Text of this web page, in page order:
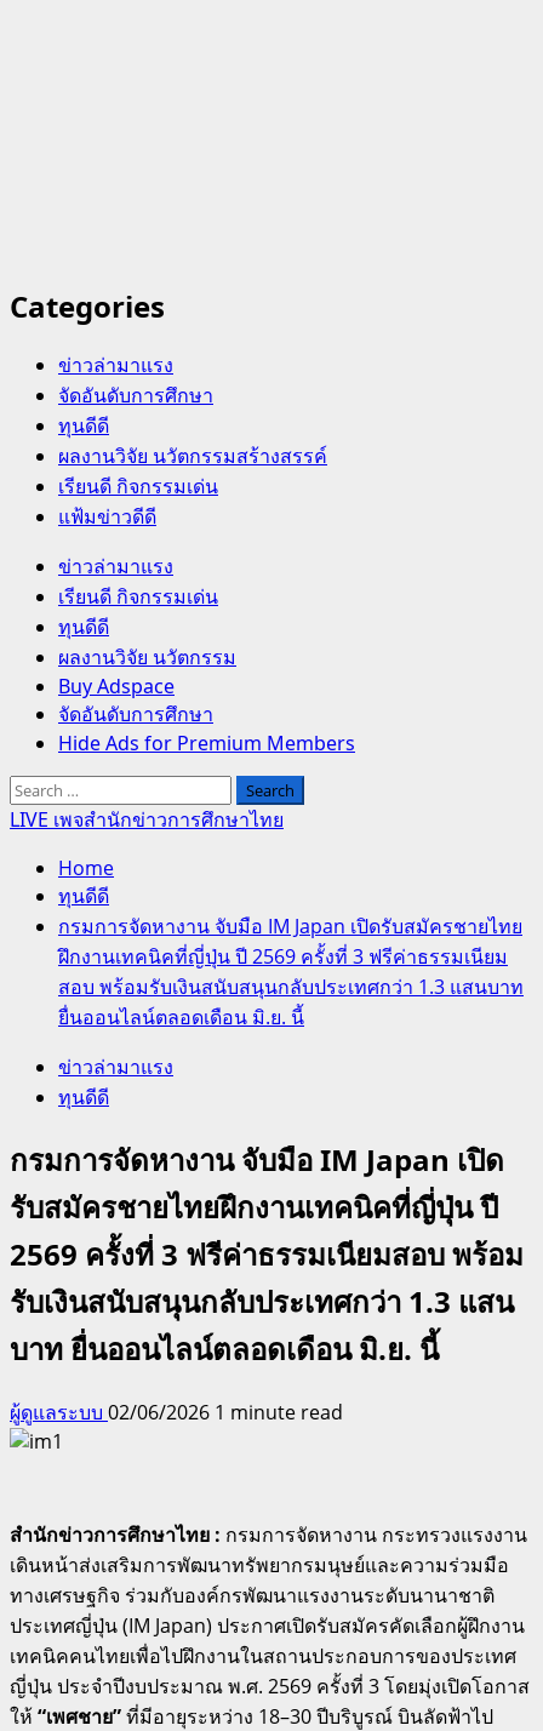
Categories
ข่าวล่ามาแรง
จัดอันดับการศึกษา
ทุนดีดี
ผลงานวิจัย นวัตกรรมสร้างสรรค์
เรียนดี กิจกรรมเด่น
แฟ้มข่าวดีดี
Primary
Menu
ข่าวล่ามาแรง
เรียนดี กิจกรรมเด่น
ทุนดีดี
ผลงานวิจัย นวัตกรรม
Buy Adspace
จัดอันดับการศึกษา
Hide Ads for Premium Members
Search
for:
LIVE เพจสำนักข่าวการศึกษาไทย
Home
ทุนดีดี
กรมการจัดหางาน จับมือ IM Japan เปิดรับสมัครชายไทย
ฝึกงานเทคนิคที่ญี่ปุ่น ปี 2569 ครั้งที่ 3 ฟรีค่าธรรมเนียม
สอบ พร้อมรับเงินสนับสนุนกลับประเทศกว่า 1.3 แสนบาท
ยื่นออนไลน์ตลอดเดือน มิ.ย. นี้
ข่าวล่ามาแรง
ทุนดีดี
กรมการจัดหางาน จับมือ IM Japan เปิด
รับสมัครชายไทยฝึกงานเทคนิคที่ญี่ปุ่น ปี
2569 ครั้งที่ 3 ฟรีค่าธรรมเนียมสอบ พร้อม
รับเงินสนับสนุนกลับประเทศกว่า 1.3 แสน
บาท ยื่นออนไลน์ตลอดเดือน มิ.ย. นี้
ผู้ดูแลระบบ 02/06/2026 1 minute read
สำนักข่าวการศึกษาไทย : กรมการจัดหางาน กระทรวงแรงงาน
เดินหน้าส่งเสริมการพัฒนาทรัพยากรมนุษย์และความร่วมมือ
ทางเศรษฐกิจ ร่วมกับองค์กรพัฒนาแรงงานระดับนานาชาติ
ประเทศญี่ปุ่น (IM Japan) ประกาศเปิดรับสมัครคัดเลือกผู้ฝึกงาน
เทคนิคคนไทยเพื่อไปฝึกงานในสถานประกอบการของประเทศ
ญี่ปุ่น ประจำปีงบประมาณ พ.ศ. 2569 ครั้งที่ 3 โดยมุ่งเปิดโอกาส
ให้“เพศชาย”ที่มีอายุระหว่าง 18–30 ปีบริบูรณ์ บินลัดฟ้าไป